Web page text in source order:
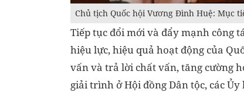
Chủ tịch Quốc hội Vương Đình Huệ: Mục
Tiếp tục đổi mới và đẩy mạnh công
hiệu lực, hiệu quả hoạt động của
vấn và trả lời chất vấn, tăng cường
giải trình ở Hội đồng Dân tộc, các